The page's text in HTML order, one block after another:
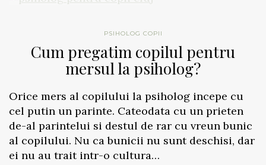
PSIHOLOG COPII
Cum pregatim copilul pentru
mersul la psiholog?
Orice mers al copilului la psiholog incepe cu
cel putin un parinte. Cateodata cu un prieten
de-al parintelui si destul de rar cu vreun bunic
al copilului. Nu ca bunicii nu sunt deschisi, dar
ei nu au trait intr-o cultura…